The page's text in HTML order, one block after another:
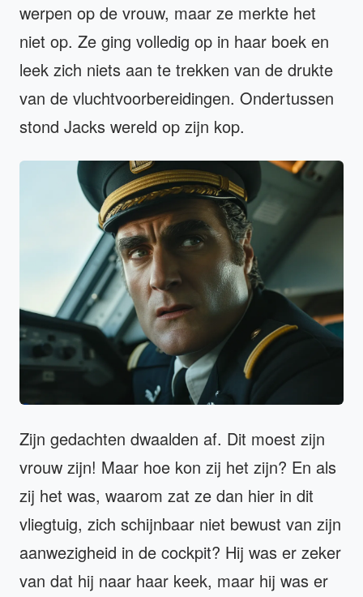
werpen op de vrouw, maar ze merkte het
niet op. Ze ging volledig op in haar boek en
leek zich niets aan te trekken van de drukte
van de vluchtvoorbereidingen. Ondertussen
stond Jacks wereld op zijn kop.
Zijn gedachten dwaalden af. Dit moest zijn
vrouw zijn! Maar hoe kon zij het zijn? En als
zij het was, waarom zat ze dan hier in dit
vliegtuig, zich schijnbaar niet bewust van zijn
aanwezigheid in de cockpit? Hij was er zeker
van dat hij naar haar keek, maar hij was er